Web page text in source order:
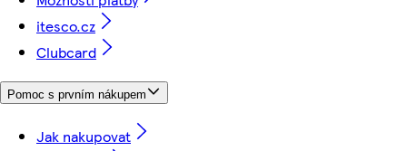
itesco.cz
Clubcard
Pomoc s prvním nákupem
Jak nakupovat